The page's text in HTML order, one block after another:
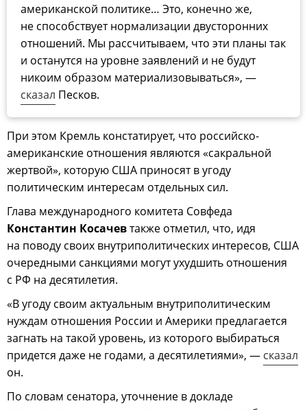
американской политике… Это, конечно же,
не способствует нормализации двусторонних
отношений. Мы рассчитываем, что эти планы так
и останутся на уровне заявлений и не будут
никоим образом материализовываться», —
сказал Песков.
При этом Кремль констатирует, что российско-
американские отношения являются «сакральной
жертвой», которую США приносят в угоду
политическим интересам отдельных сил.
Глава международного комитета Совфеда
Константин Косачевтакже отметил, что, идя
на поводу своих внутриполитических интересов, США
очередными санкциями могут ухудшить отношения
с РФ на десятилетия.
«В угоду своим актуальным внутриполитическим
нуждам отношения России и Америки предлагается
загнать на такой уровень, из которого выбираться
придется даже не годами, а десятилетиями», — сказал
он.
По словам сенатора, уточнение в докладе